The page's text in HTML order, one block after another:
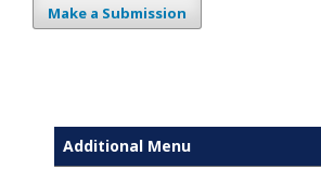
Make a Submission
Additional Menu